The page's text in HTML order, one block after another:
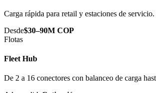
Carga rápida para retail y estaciones de
Desde$30–90M COP
Flotas
Fleet Hub
De 2 a 16 conectores con balanceo de carga